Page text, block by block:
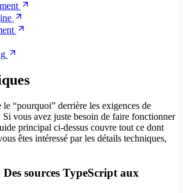
“pourquoi” derrière les exigences de
vous avez juste besoin de faire fonctionner
principal ci-dessus couvre tout ce dont
êtes intéressé par les détails techniques,
Des sources TypeScript aux